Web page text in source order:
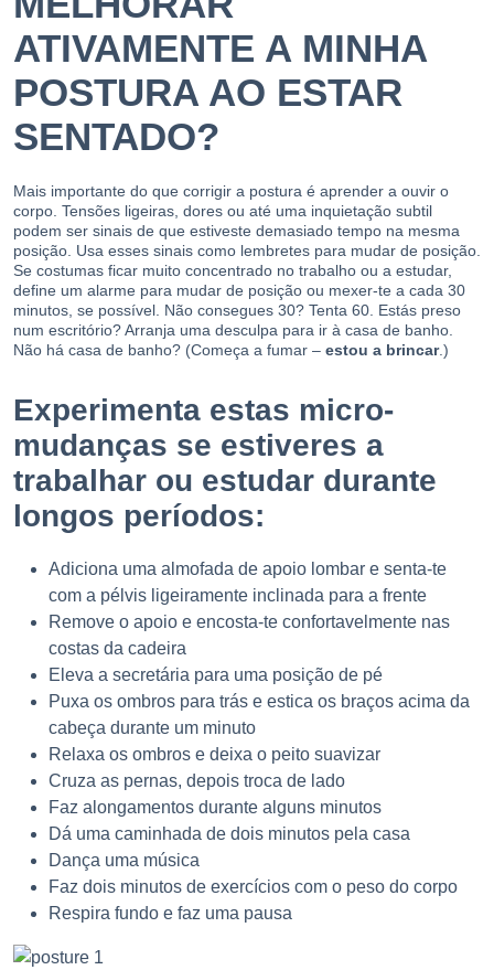
ATIVAMENTE A MINHA
POSTURA AO ESTAR
SENTADO?
Mais importante do que corrigir a postura é aprender a ouvir o
corpo. Tensões ligeiras, dores ou até uma inquietação subtil
podem ser sinais de que estiveste demasiado tempo na mesma
posição. Usa esses sinais como lembretes para mudar de posição.
Se costumas ficar muito concentrado no trabalho ou a estudar,
define um alarme para mudar de posição ou mexer-te a cada 30
minutos, se possível. Não consegues 30? Tenta 60. Estás preso
num escritório? Arranja uma desculpa para ir à casa de banho.
Não há casa de banho? (Começa a fumar – estou a brincar.)
Experimenta estas micro-
mudanças se estiveres a
trabalhar ou estudar durante
longos períodos:
Adiciona uma almofada de apoio lombar e senta-te
com a pélvis ligeiramente inclinada para a frente
Remove o apoio e encosta-te confortavelmente nas
costas da cadeira
Eleva a secretária para uma posição de pé
Puxa os ombros para trás e estica os braços acima da
cabeça durante um minuto
Relaxa os ombros e deixa o peito suavizar
Cruza as pernas, depois troca de lado
Faz alongamentos durante alguns minutos
Dá uma caminhada de dois minutos pela casa
Dança uma música
Faz dois minutos de exercícios com o peso do corpo
Respira fundo e faz uma pausa